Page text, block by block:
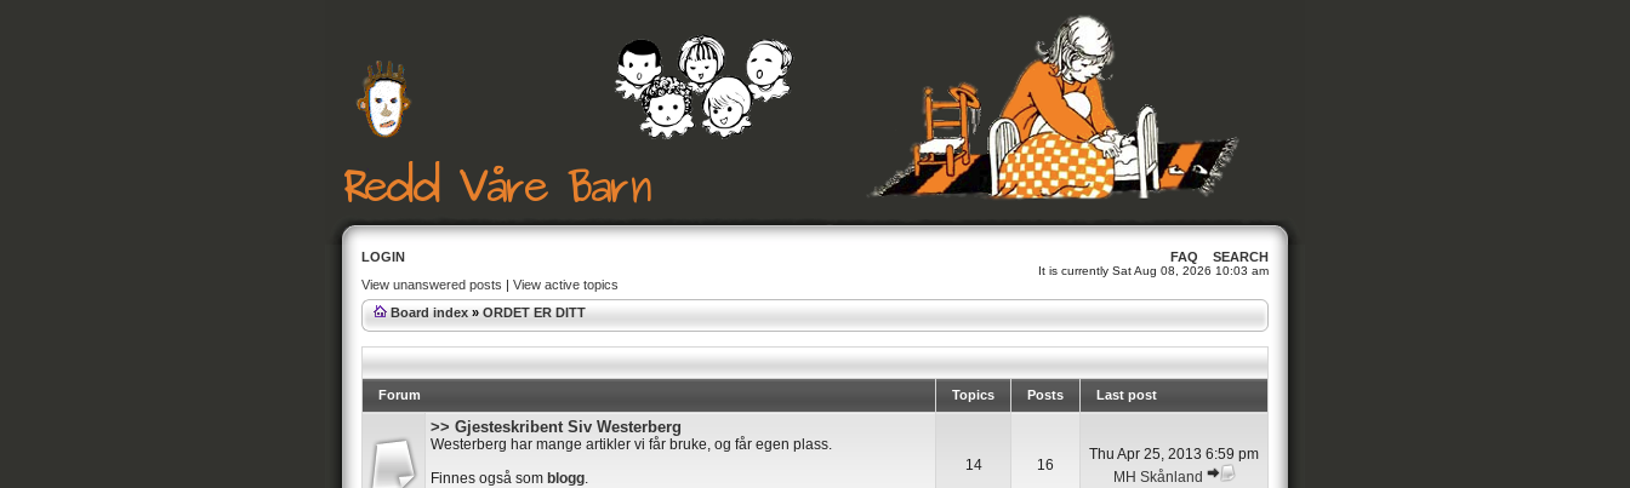
LOGIN FAQ SEARCH
It is currently Sat Aug 08, 2026 10:03 am
View unanswered posts | View active topics
Board index » ORDET ER DITT
Forum Topics Posts Last post
>> Gjesteskribent Siv Westerberg
Westerberg har mange artikler vi får bruke, og får egen plass.
Finnes også som blogg.
14 16
Thu Apr 25, 2013 6:59 pm
MH Skånland